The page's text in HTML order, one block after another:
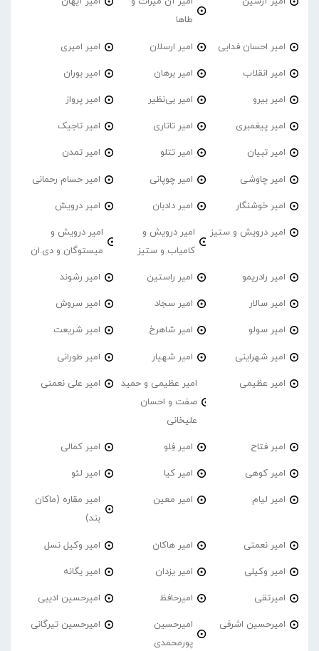
طاها
امیر احسان فدایی امیر ارسلان امیر امیری
امیر انقلاب امیر برهان امیر‌ بوران
امیر بیرو امیر بی‌نظیر امیر پرواز
امیر پیغمبری امیر تاتاری امیر تاجیک
امیر تبیان امیر تتلو امیر تمدن
امیر چاوشی امیر چوپانی امیر حسام رحمانی
امیر خوشنگار امیر دادبان امیر درویش
امیر درویش و ستیز
امیر درویش و
کامیاب و ستیز
امیر درویش و
میستوگان و دی.ان
امیر رادریمو امیر راستین امیر رشوند
امیر سالار امیر سجاد امیر سروش
امیر سولو امیر شاهرخ امیر شریعت
امیر شهراینی امیر شهیار امیر طورانی
امیر عظیمی
امیر عظیمی و حمید
صفت و احسان
علیخانی
امیر علی نعمتی
امیر فتاح امیر فِلو امیر کمالی
امیر کوهی امیر کیا امیر لئو
امیر لیام امیر معین
امیر مقاره (ماکان
بند)
امیر نعمتی امیر هاکان امیر وکیل نسل
امیر وکیلی امیر یزدان امیر یگانه
امیرتقی امیرحافظ امیرحسین ادیبی
امیرحسین اشرفی
امیرحسین
پورمحمدی
امیرحسین تیرگانی